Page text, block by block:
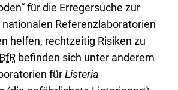
für die Erregersuche zur
Referenzlaboratorien
helfen, rechtzeitig Risiken zu
BfRbefinden sich unter anderem
fürListeria